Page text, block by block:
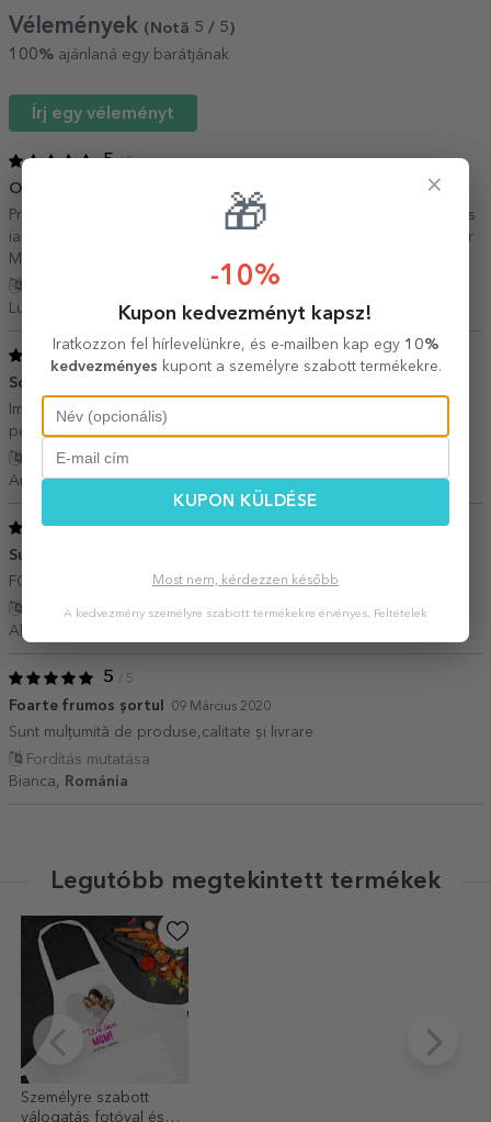
Vélemények (Notă 5 / 5 )
100% ajánlaná egy barátjának
Írj egy véleményt
5/ 5
O achiziție pe măsura așteptărilor
Produsele sunt din material de calitate, designul simplu dar frumos
iar promptitudinea expedierii a fost neașteptată.Recomand tuturor
Mulțumesc StarGift
Luminița,
Románia
5
Sort personalizat un cadou special
Imi place foarte mult sortul persomalizat.Este o alegere perfecta
pentru un cadou.Multumesc
Fordítás mutatása
Ana-Maria,Románia
5/ 5
Super
FOARTE dragut si pret bun
Fordítás mutatása
Alexandra Rosu,
5 / 5
Foarte frumos șortul 09 Március 2020
Sunt mulțumită de produse,calitate și livrare
Fordítás mutatása
Bianca,
Románia
Legutóbb megtekintett termékek
Személyre szabott
válogatás fotóval és
×
🎁
-10%
Kupon kedvezményt kapsz!
Iratkozzon fel hírlevelünkre, és e-mailben kap egy 10%
kedvezményes kupont a személyre szabott termékekre.
KUPON KÜLDÉSE
Most nem, kérdezzen később
A kedvezmény személyre szabott termékekre érvényes. Feltételek